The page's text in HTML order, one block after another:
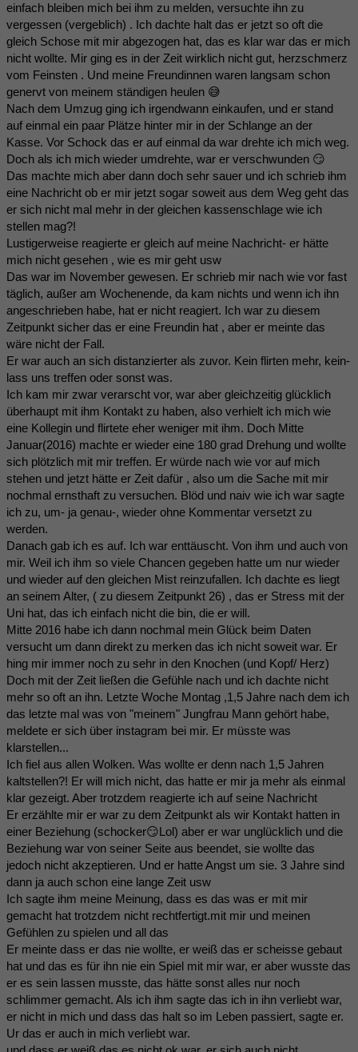
einfach bleiben mich bei ihm zu melden, versuchte ihn zu
vergessen (vergeblich) . Ich dachte halt das er jetzt so oft die
gleich Schose mit mir abgezogen hat, das es klar war das er mich
nicht wollte. Mir ging es in der Zeit wirklich nicht gut, herzschmerz
vom Feinsten . Und meine Freundinnen waren langsam schon
genervt von meinem ständigen heulen 😅
Nach dem Umzug ging ich irgendwann einkaufen, und er stand
auf einmal ein paar Plätze hinter mir in der Schlange an der
Kasse. Vor Schock das er auf einmal da war drehte ich mich weg.
Doch als ich mich wieder umdrehte, war er verschwunden 😏
Das machte mich aber dann doch sehr sauer und ich schrieb ihm
eine Nachricht ob er mir jetzt sogar soweit aus dem Weg geht das
er sich nicht mal mehr in der gleichen kassenschlage wie ich
stellen mag?!
Lustigerweise reagierte er gleich auf meine Nachricht- er hätte
mich nicht gesehen , wie es mir geht usw
Das war im November gewesen. Er schrieb mir nach wie vor fast
täglich, außer am Wochenende, da kam nichts und wenn ich ihn
angeschrieben habe, hat er nicht reagiert. Ich war zu diesem
Zeitpunkt sicher das er eine Freundin hat , aber er meinte das
wäre nicht der Fall.
Er war auch an sich distanzierter als zuvor. Kein flirten mehr, kein-
lass uns treffen oder sonst was.
Ich kam mir zwar verarscht vor, war aber gleichzeitig glücklich
überhaupt mit ihm Kontakt zu haben, also verhielt ich mich wie
eine Kollegin und flirtete eher weniger mit ihm. Doch Mitte
Januar(2016) machte er wieder eine 180 grad Drehung und wollte
sich plötzlich mit mir treffen. Er würde nach wie vor auf mich
stehen und jetzt hätte er Zeit dafür , also um die Sache mit mir
nochmal ernsthaft zu versuchen. Blöd und naiv wie ich war sagte
ich zu, um- ja genau-, wieder ohne Kommentar versetzt zu
werden.
Danach gab ich es auf. Ich war enttäuscht. Von ihm und auch von
mir. Weil ich ihm so viele Chancen gegeben hatte um nur wieder
und wieder auf den gleichen Mist reinzufallen. Ich dachte es liegt
an seinem Alter, ( zu diesem Zeitpunkt 26) , das er Stress mit der
Uni hat, das ich einfach nicht die bin, die er will.
Mitte 2016 habe ich dann nochmal mein Glück beim Daten
versucht um dann direkt zu merken das ich nicht soweit war. Er
hing mir immer noch zu sehr in den Knochen (und Kopf/ Herz)
Doch mit der Zeit ließen die Gefühle nach und ich dachte nicht
mehr so oft an ihn. Letzte Woche Montag ,1,5 Jahre nach dem ich
das letzte mal was von "meinem" Jungfrau Mann gehört habe,
meldete er sich über instagram bei mir. Er müsste was
klarstellen...
Ich fiel aus allen Wolken. Was wollte er denn nach 1,5 Jahren
kaltstellen?! Er will mich nicht, das hatte er mir ja mehr als einmal
klar gezeigt. Aber trotzdem reagierte ich auf seine Nachricht
Er erzählte mir er war zu dem Zeitpunkt als wir Kontakt hatten in
einer Beziehung (schocker😏Lol) aber er war unglücklich und die
Beziehung war von seiner Seite aus beendet, sie wollte das
jedoch nicht akzeptieren. Und er hatte Angst um sie. 3 Jahre sind
dann ja auch schon eine lange Zeit usw
Ich sagte ihm meine Meinung, dass es das was er mit mir
gemacht hat trotzdem nicht rechtfertigt.mit mir und meinen
Gefühlen zu spielen und all das
Er meinte dass er das nie wollte, er weiß das er scheisse gebaut
hat und das es für ihn nie ein Spiel mit mir war, er aber wusste das
er es sein lassen musste, das hätte sonst alles nur noch
schlimmer gemacht. Als ich ihm sagte das ich in ihn verliebt war,
er nicht in mich und dass das halt so im Leben passiert, sagte er.
Ur das er auch in mich verliebt war.